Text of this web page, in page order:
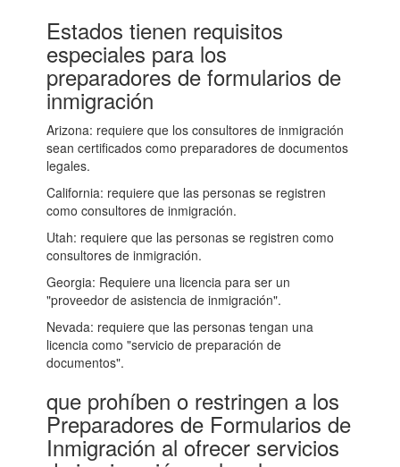
Estados tienen requisitos
especiales para los
preparadores de formularios de
inmigración
Arizona: requiere que los consultores de inmigración
sean certificados como preparadores de documentos
legales.
California: requiere que las personas se registren
como consultores de inmigración.
Utah: requiere que las personas se registren como
consultores de inmigración.
Georgia: Requiere una licencia para ser un
"proveedor de asistencia de inmigración".
Nevada: requiere que las personas tengan una
licencia como "servicio de preparación de
documentos".
que prohíben o restringen a los
Preparadores de Formularios de
Inmigración al ofrecer servicios